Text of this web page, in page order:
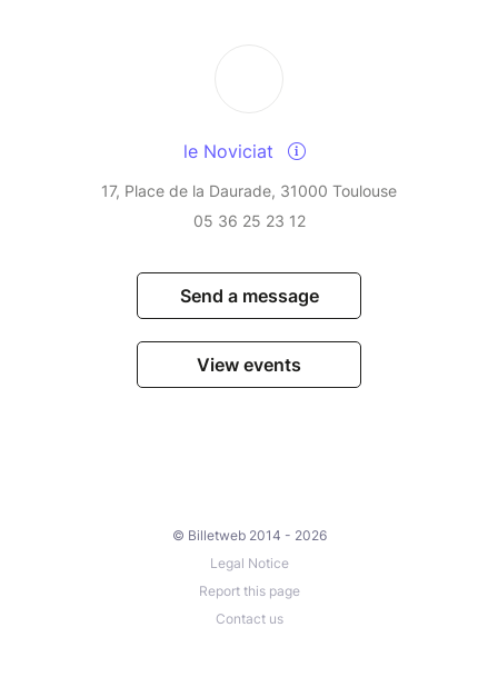
le Noviciat
17, Place de la Daurade, 31000 Toulouse
05 36 25 23 12
Send a message
View events
© Billetweb 2014 - 2026
Legal Notice
Report this page
Contact us